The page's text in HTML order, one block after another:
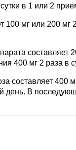
в 1 или 2
100 мг или 200 мг
составляет
400 мг 2 раза в
составляет 400
день. В